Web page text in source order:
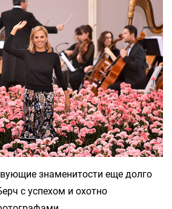
знаменитости еще долго
с успехом и охотно